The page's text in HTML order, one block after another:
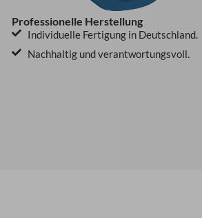
Professionelle Herstellung
Individuelle Fertigung in Deutschland.
Nachhaltig und verantwortungsvoll.